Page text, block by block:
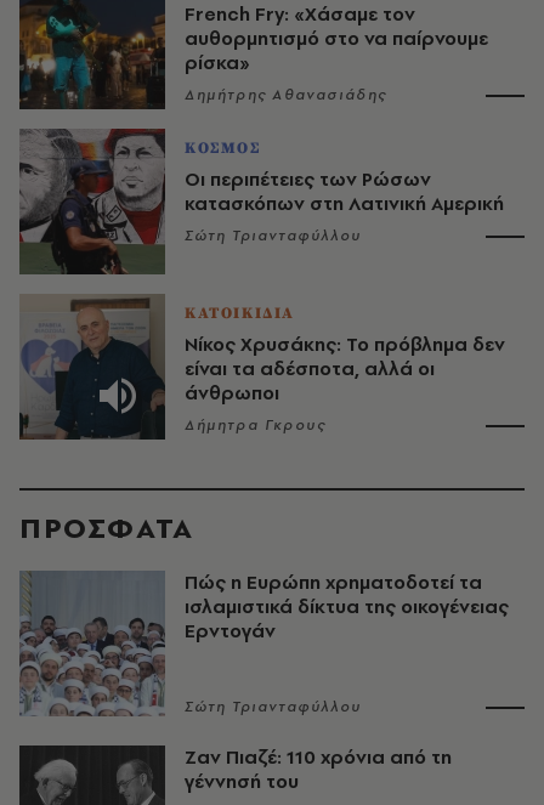
French Fry: «Χάσαμε τον
αυθορμητισμό στο να παίρνουμε
ρίσκα»
Δημήτρης Αθανασιάδης
ΚΟΣΜΟΣ
Οι περιπέτειες των Ρώσων
κατασκόπων στη Λατινική Αμερική
Σώτη Τριανταφύλλου
ΚΑΤΟΙΚΙΔΙΑ
Νίκος Χρυσάκης: Το πρόβλημα δεν
είναι τα αδέσποτα, αλλά οι
άνθρωποι
Δήμητρα Γκρους
ΠΡΟΣΦΑΤΑ
Πώς η Ευρώπη χρηματοδοτεί τα
ισλαμιστικά δίκτυα της οικογένειας
Ερντογάν
Σώτη Τριανταφύλλου
Ζαν Πιαζέ: 110 χρόνια από τη
γέννησή του